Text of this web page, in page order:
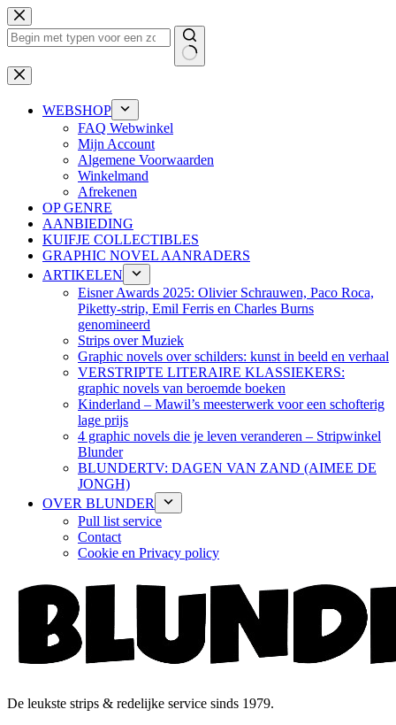
Ga
naar
de
Geen
resultaten
WEBSHOP
FAQ Webwinkel
Mijn Account
Algemene Voorwaarden
Winkelmand
Afrekenen
OP GENRE
AANBIEDING
KUIFJE COLLECTIBLES
GRAPHIC NOVEL AANRADERS
ARTIKELEN
Eisner Awards 2025: Olivier Schrauwen, Paco Roca,
Piketty-strip, Emil Ferris en Charles Burns
genomineerd
Strips over Muziek
Graphic novels over schilders: kunst in beeld en verhaal
VERSTRIPTE LITERAIRE KLASSIEKERS:
graphic novels van beroemde boeken
Kinderland – Mawil’s meesterwerk voor een schofterig
lage prijs
4 graphic novels die je leven veranderen – Stripwinkel
Blunder
BLUNDERTV: DAGEN VAN ZAND (AIMEE DE
JONGH)
OVER BLUNDER
Pull list service
Contact
Cookie en Privacy policy
De leukste strips & redelijke service sinds 1979.